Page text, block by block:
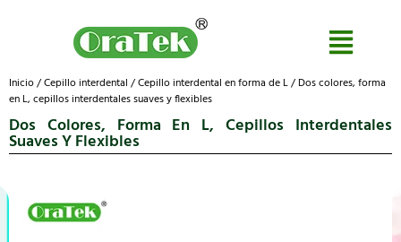
Inicio/Cepillo interdental /Cepillo interdental en forma de L/ Dos colores, forma
en L, cepillos interdentales suaves y flexibles
Dos Colores, Forma En L, Cepillos Interdentales
Suaves Y Flexibles